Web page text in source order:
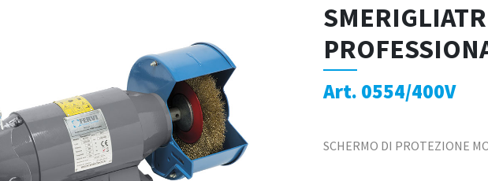
Art. 0554/400V
SCHERMO DI PROTEZIONE